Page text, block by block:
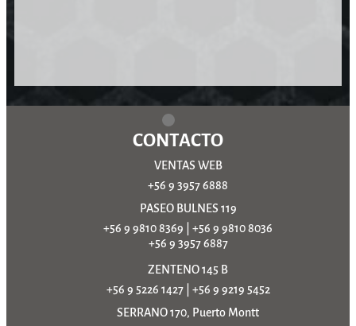
CONTACTO
VENTAS WEB
+56 9 3957 6888
PASEO BULNES 119
+56 9 9810 8369
+56 9 9810 8036
+56 9 3957 6887
ZENTENO 145 B
+56 9 5226 1427| +56 9 9219 5452
SERRANO 170, Puerto Montt